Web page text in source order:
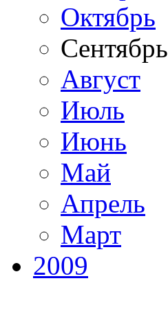
Октябрь
Сентябрь
Август
Июль
Июнь
Май
Апрель
Март
2009